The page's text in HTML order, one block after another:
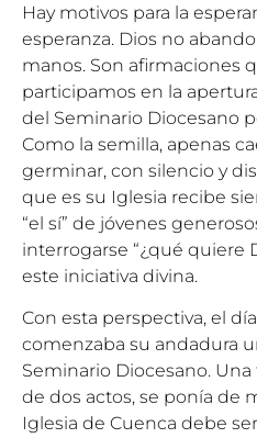
Hay motivos para la
esperanza. Dios no
manos. Son afirmaciones
participamos en la
del Seminario Diocesano
Como la semilla, apenas
germinar, con silencio y
que es su Iglesia recibe
“el sí” de jóvenes
interrogarse “¿qué quiere
este iniciativa divina.
Con esta perspectiva, el
comenzaba su andadura
Seminario Diocesano.
de dos actos, se ponía de
Iglesia de Cuenca debe